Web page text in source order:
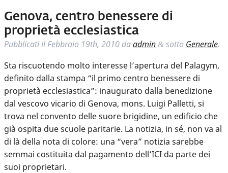
Genova, centro benessere di
proprietà ecclesiastica
Pubblicati ilFebbraio 19th, 2010 daadmin & sotto Generale.
Sta riscuotendo molto interesse l’apertura del Palagym,
definito dalla stampa “il primo centro benessere di
proprietà ecclesiastica”: inaugurato dalla benedizione
dal vescovo vicario di Genova, mons. Luigi Palletti, si
trova nel convento delle suore brigidine, un edificio che
già ospita due scuole paritarie. La notizia, in sé, non va al
di là della nota di colore: una “vera” notizia sarebbe
semmai costituita dal pagamento dell’ICI da parte dei
suoi proprietari.